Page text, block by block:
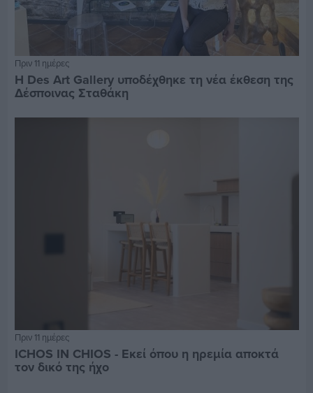
Πριν 11 ημέρες
Η Des Art Gallery υποδέχθηκε τη νέα έκθεση της
Δέσποινας Σταθάκη
Πριν 11 ημέρες
ICHOS IN CHIOS - Εκεί όπου η ηρεμία αποκτά
τον δικό της ήχο